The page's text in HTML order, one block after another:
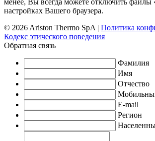
настройках Вашего браузера.
© 2026 Ariston Thermo SpA | Политика
Кодекс этического поведения
Обратная связь
Фамилия
Имя
Отчество
E-mail
Регион